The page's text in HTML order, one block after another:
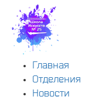
Главная
Отделения
Новости